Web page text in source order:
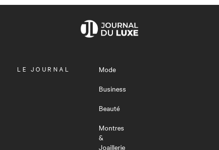
OUVRIR
LE JOURNAL
Mode
Business
Beauté
Montres
&
Joaillerie